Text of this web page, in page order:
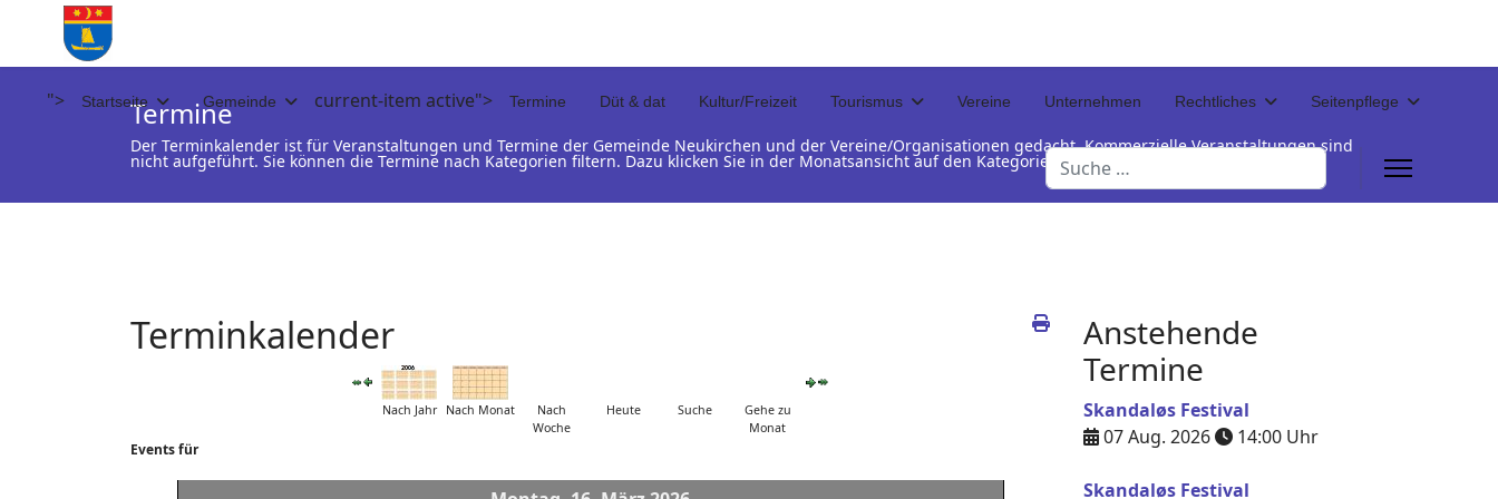
"> Startseite Gemeinde current-item active"> Termine Düt & dat Kultur/Freizeit Tourismus Vereine Unternehmen Rechtliches Seitenpflege
Suchen
Termine
Der Terminkalender ist für Veranstaltungen und Termine der Gemeinde Neukirchen und der Vereine/Organisationen gedacht. Kommerzielle Veranstaltungen sind
nicht aufgeführt. Sie können die Termine nach Kategorien filtern. Dazu klicken Sie in der Monatsansicht auf den Kategorienamen unterhalb der Termintabelle
Terminkalender
Nach Jahr Nach Monat
Nach
Woche
Heute Suche
Gehe zu
Monat
Events für
Anstehende
Termine
Skandaløs Festival
07 Aug. 2026
14:00 Uhr
Skandaløs Festival